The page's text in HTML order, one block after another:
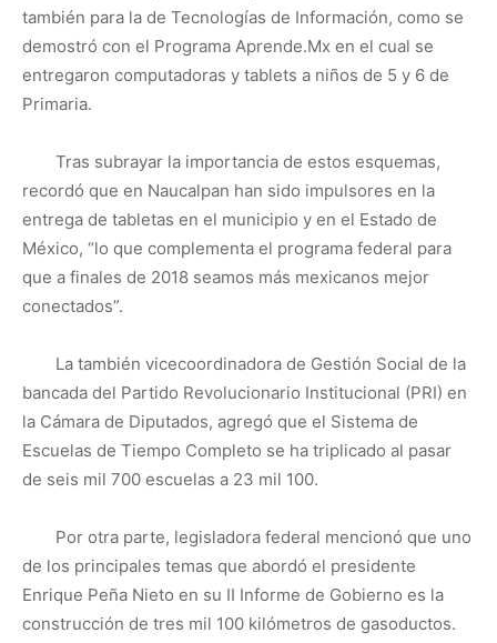
también para la de Tecnologías de Información, como se
demostró con el Programa Aprende.Mx en el cual se
entregaron computadoras y tablets a niños de 5 y 6 de
Primaria.
Tras subrayar la importancia de estos esquemas,
recordó que en Naucalpan han sido impulsores en la
entrega de tabletas en el municipio y en el Estado de
México, “lo que complementa el programa federal para
que a finales de 2018 seamos más mexicanos mejor
conectados”.
La también vicecoordinadora de Gestión Social de la
bancada del Partido Revolucionario Institucional (PRI) en
la Cámara de Diputados, agregó que el Sistema de
Escuelas de Tiempo Completo se ha triplicado al pasar
de seis mil 700 escuelas a 23 mil 100.
Por otra parte, legisladora federal mencionó que uno
de los principales temas que abordó el presidente
Enrique Peña Nieto en su II Informe de Gobierno es la
construcción de tres mil 100 kilómetros de gasoductos.